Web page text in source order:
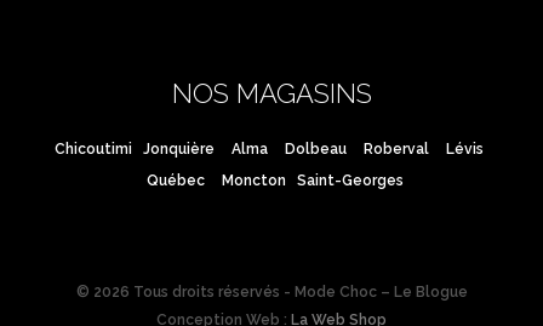
NOS MAGASINS
Chicoutimi Jonquière Alma Dolbeau Roberval
Lévis
Québec
Moncton Saint-Georges
© 2026 Tous droits réservés - Mode Choc – Le Blogue
Conception Web : La Web Shop